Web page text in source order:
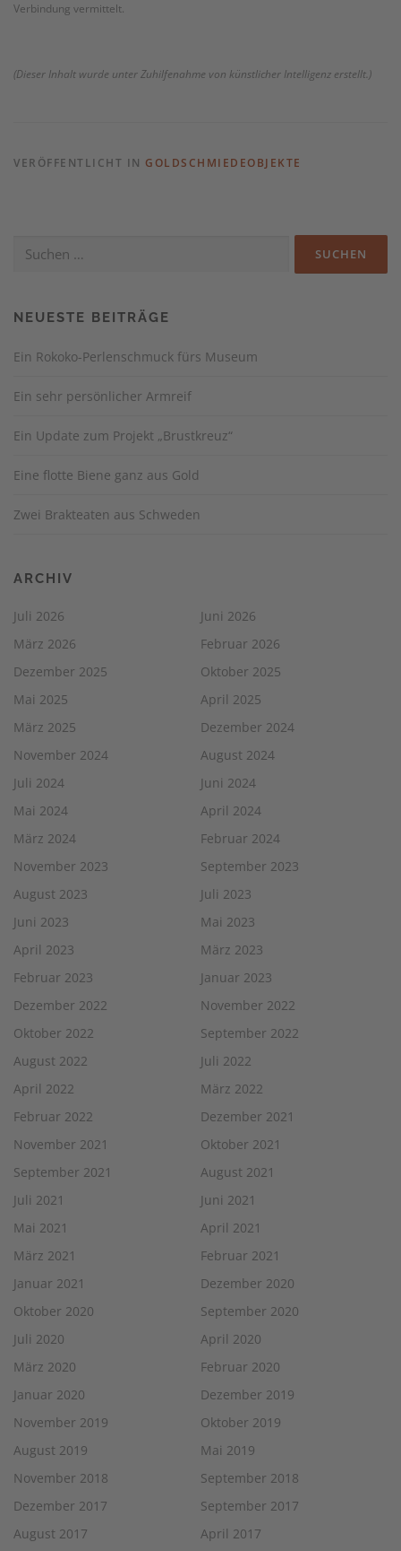
Verbindung vermittelt.
(Dieser Inhalt wurde unter Zuhilfenahme von künstlicher Intelligenz erstellt.)
VERÖFFENTLICHT IN GOLDSCHMIEDEOBJEKTE
nach:
NEUESTE BEITRÄGE
Ein Rokoko-Perlenschmuck fürs Museum
Ein sehr persönlicher Armreif
Ein Update zum Projekt „Brustkreuz“
Eine flotte Biene ganz aus Gold
Zwei Brakteaten aus Schweden
ARCHIV
Juli 2026
Juni 2026
März 2026
Februar 2026
Dezember 2025
Oktober 2025
Mai 2025
April 2025
März 2025
Dezember 2024
November 2024
August 2024
Juli 2024
Juni 2024
Mai 2024
April 2024
März 2024
Februar 2024
November 2023
September 2023
August 2023
Juli 2023
Juni 2023
Mai 2023
April 2023
März 2023
Februar 2023
Januar 2023
Dezember 2022
November 2022
Oktober 2022
September 2022
August 2022
Juli 2022
April 2022
März 2022
Februar 2022
Dezember 2021
November 2021
Oktober 2021
September 2021
August 2021
Juli 2021
Juni 2021
Mai 2021
April 2021
März 2021
Februar 2021
Januar 2021
Dezember 2020
Oktober 2020
September 2020
Juli 2020
April 2020
März 2020
Februar 2020
Januar 2020
Dezember 2019
November 2019
Oktober 2019
August 2019
Mai 2019
November 2018
September 2018
Dezember 2017
September 2017
August 2017
April 2017